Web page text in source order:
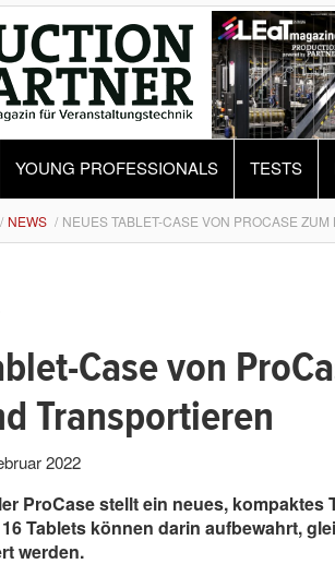
YOUNG PROFESSIONALS TESTS
NEWS NEUES TABLET-CASE VON PROCASE
Case von
Transportieren
2022
ProCase stellt ein neues, kompaktes
Tablets können darin aufbewahrt,
werden.